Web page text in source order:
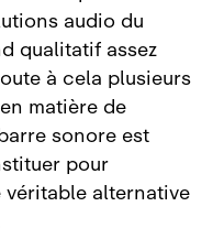
audio du
qualitatif assez
à cela plusieurs
matière de
sonore est
pour
véritable alternative